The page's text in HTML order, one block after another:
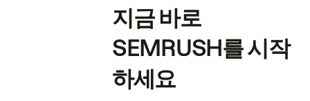
지금 바로
SEMRUSH를 시작
하세요